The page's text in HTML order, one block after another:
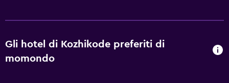
Gli hotel di Kozhikode preferiti di
momondo